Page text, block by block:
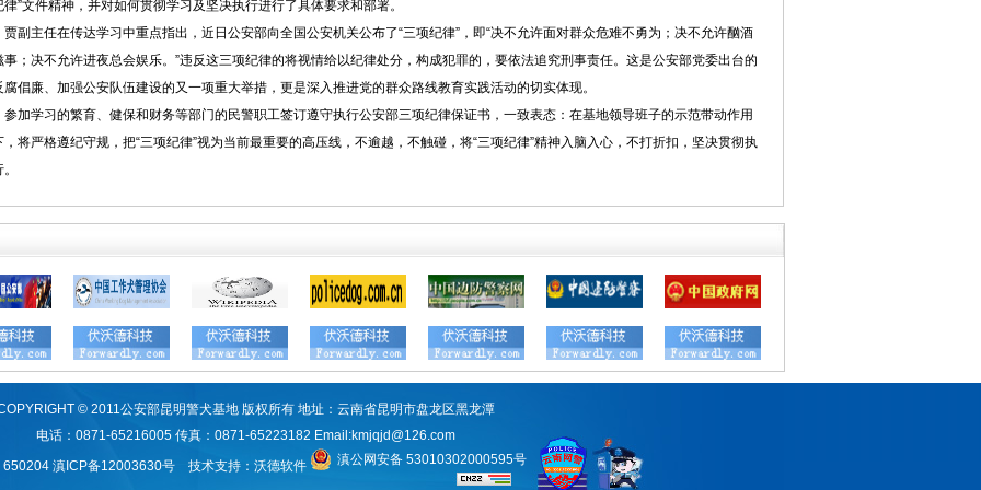
律”文件精神，并对如何贯彻学习及坚决执行进行了具体要求和部署。
副主任在传达学习中重点指出，近日公安部向全国公安机关公布了“三项纪律”，即“决不允许面对群众危难不勇为；决不允许酗酒
事；决不允许进夜总会娱乐。”违反这三项纪律的将视情给以纪律处分，构成犯罪的，要依法追究刑事责任。这是公安部党委出台的
腐倡廉、加强公安队伍建设的又一项重大举措，更是深入推进党的群众路线教育实践活动的切实体现。
加学习的繁育、健保和财务等部门的民警职工签订遵守执行公安部三项纪律保证书，一致表态：在基地领导班子的示范带动作用
，将严格遵纪守规，把“三项纪律”视为当前最重要的高压线，不逾越，不触碰，将“三项纪律”精神入脑入心，不打折扣，坚决贯彻执
© 2011公安部昆明警犬基地 版权所有 地址：云南省昆明市盘龙区黑龙潭
电话：0871-65216005 传真：0871-65223182 Email:kmjqjd@126.com
650204 滇ICP备12003630号 技术支持： 沃德软件 滇公网安备 53010302000595号